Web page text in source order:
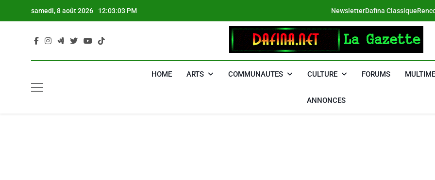
samedi, 8 août 2026 12:03:04 PM NewsletterDafina Classique
DAFINA
HOME ARTS COMMUNAUTES CULTURE FORUMS
ANNONCES